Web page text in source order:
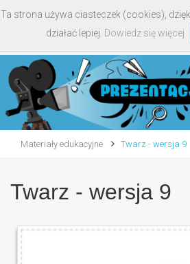
Materiały edukacyjne Twarz - wersja 9
Twarz - wersja 9
Ta strona używa ciasteczek (cookies),
działać lepiej. Dowiedz się więcej